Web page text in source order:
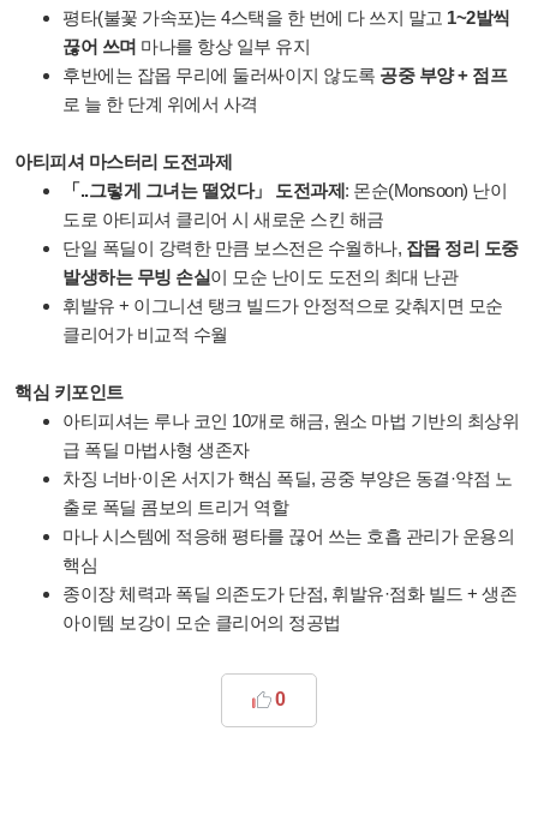
평타(불꽃 가속포)는 4스택을 한 번에 다 쓰지 말고 1~2발씩
끊어 쓰며 마나를 항상 일부 유지
후반에는 잡몹 무리에 둘러싸이지 않도록 공중 부양 + 점프
로 늘 한 단계 위에서 사격
아티피셔 마스터리 도전과제
「..그렇게 그녀는 떨었다」 도전과제: 몬순(Monsoon) 난이
도로 아티피셔 클리어 시 새로운 스킨 해금
단일 폭딜이 강력한 만큼 보스전은 수월하나, 잡몹 정리 도중
발생하는 무빙 손실이 모순 난이도 도전의 최대 난관
휘발유 + 이그니션 탱크 빌드가 안정적으로 갖춰지면 모순
클리어가 비교적 수월
핵심 키포인트
아티피셔는 루나 코인 10개로 해금, 원소 마법 기반의 최상위
급 폭딜 마법사형 생존자
차징 너바·이온 서지가 핵심 폭딜, 공중 부양은 동결·약점 노
출로 폭딜 콤보의 트리거 역할
마나 시스템에 적응해 평타를 끊어 쓰는 호흡 관리가 운용의
핵심
종이장 체력과 폭딜 의존도가 단점, 휘발유·점화 빌드 + 생존
아이템 보강이 모순 클리어의 정공법
0